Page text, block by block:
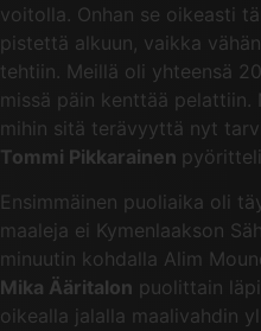
voitolla. Onhan se oikeasti
pistettä alkuun, vaikka
tehtiin. Meillä oli yhteensä
missä päin kenttää
mihin sitä terävyyttä nyt
Tommi Pikkarainen
Ensimmäinen puoliaika oli
maaleja ei Kymenlaakson
minuutin kohdalla Alim
Mika Ääritalon puolittain
oikealla jalalla maalivahdin